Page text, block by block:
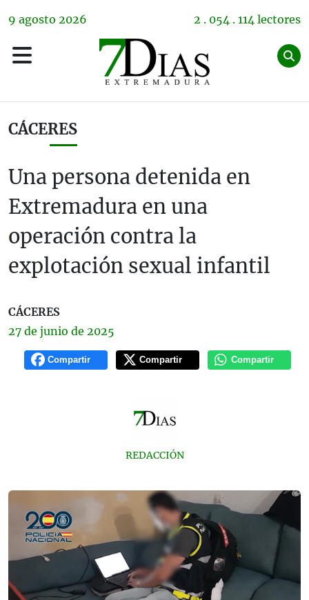
9 agosto 2026 2 . 054 . 114 lectores
CÁCERES
Una persona detenida en
Extremadura en una
operación contra la
explotación sexual infantil
CÁCERES
27 de junio de 2025
Compartir Compartir Compartir
REDACCIÓN